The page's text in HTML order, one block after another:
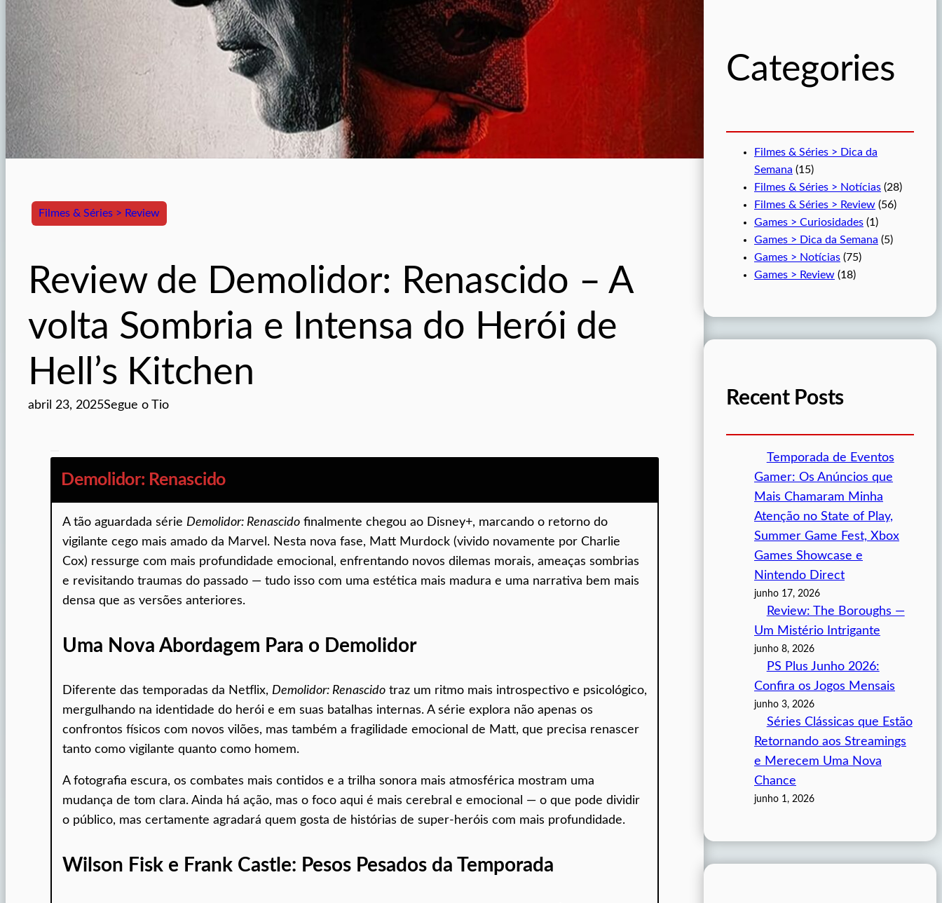
Filmes & Séries > Review
Review de Demolidor: Renascido – A
volta Sombria e Intensa do Herói de
Hell’s Kitchen
abril 23, 2025Segue o Tio
Demolidor: Renascido
A tão aguardada série Demolidor: Renascido finalmente chegou ao Disney+, marcando o retorno do
vigilante cego mais amado da Marvel. Nesta nova fase, Matt Murdock (vivido novamente por Charlie
Cox) ressurge com mais profundidade emocional, enfrentando novos dilemas morais, ameaças sombrias
e revisitando traumas do passado — tudo isso com uma estética mais madura e uma narrativa bem mais
densa que as versões anteriores.
Uma Nova Abordagem Para o Demolidor
Diferente das temporadas da Netflix, Demolidor: Renascido traz um ritmo mais introspectivo e psicológico,
mergulhando na identidade do herói e em suas batalhas internas. A série explora não apenas os
confrontos físicos com novos vilões, mas também a fragilidade emocional de Matt, que precisa renascer
tanto como vigilante quanto como homem.
A fotografia escura, os combates mais contidos e a trilha sonora mais atmosférica mostram uma
mudança de tom clara. Ainda há ação, mas o foco aqui é mais cerebral e emocional — o que pode dividir
o público, mas certamente agradará quem gosta de histórias de super-heróis com mais profundidade.
Wilson Fisk e Frank Castle: Pesos Pesados da Temporada
a
Categories
Filmes & Séries > Dica da
Semana (15)
Filmes & Séries > Notícias (28)
Filmes & Séries > Review (56)
Games > Curiosidades (1)
Games > Dica da Semana (5)
Games > Notícias (75)
Games > Review (18)
Recent Posts
Temporada de Eventos
Gamer: Os Anúncios que
Mais Chamaram Minha
Atenção no State of Play,
Summer Game Fest, Xbox
Games Showcase e
Nintendo Direct
junho 17, 2026
Review: The Boroughs —
Um Mistério Intrigante
junho 8, 2026
PS Plus Junho 2026:
Confira os Jogos Mensais
junho 3, 2026
Séries Clássicas que Estão
Retornando aos Streamings
e Merecem Uma Nova
Chance
junho 1, 2026